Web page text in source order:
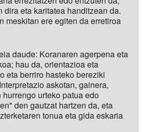
dira eta karitatea handitzean da.
meskitan ere egiten da erretiroa
daude: Koranaren agerpena eta
hau da, orientazioa eta
eta berriro hasteko bereziki
askotan, gainera,
urteko patua edo
den gautzat hartzen da, eta
tonua eta gida eskaria